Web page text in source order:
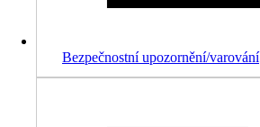
Bezpečnostní upozornění/varování